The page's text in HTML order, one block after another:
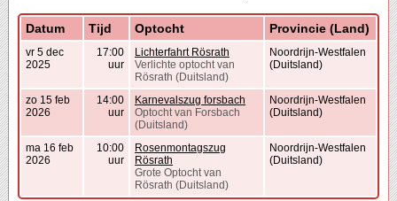
Datum Tijd Optocht Provincie (Land)
vr 5 dec
2025
17:00
uur
Lichterfahrt Rösrath
Verlichte optocht van
Rösrath (Duitsland)
Noordrijn-Westfalen
(Duitsland)
zo 15 feb
2026
14:00
uur
Karnevalszug forsbach
Optocht van Forsbach
(Duitsland)
Noordrijn-Westfalen
(Duitsland)
ma 16 feb
2026
10:00
uur
Rosenmontagszug
Rösrath
Grote Optocht van
Rösrath (Duitsland)
Noordrijn-Westfalen
(Duitsland)